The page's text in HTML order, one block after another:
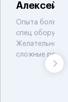
Алексей
Опыта более
спец
Желательно в
сложные